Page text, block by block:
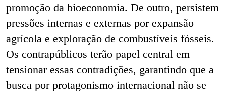
promoção da bioeconomia. De outro, persistem
pressões internas e externas por expansão
agrícola e exploração de combustíveis fósseis.
Os contrapúblicos terão papel central em
tensionar essas contradições, garantindo que a
busca por protagonismo internacional não se